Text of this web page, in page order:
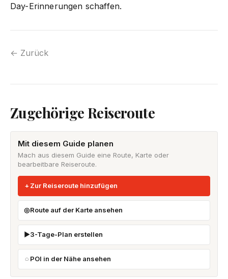
Day-Erinnerungen schaffen.
← Zurück
Zugehörige Reiseroute
Mit diesem Guide planen
Mach aus diesem Guide eine Route, Karte oder
bearbeitbare Reiseroute.
Zur Reiseroute hinzufügen
Route auf der Karte ansehen
3-Tage-Plan erstellen
POI in der Nähe ansehen